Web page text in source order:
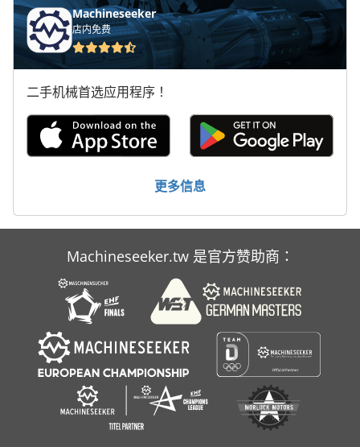
车床
车床 车床
车间 设备
Machineseeker
店内免费
二手机械首选应用程序！
更多信息
Machineseeker.tw 是官方赞助商：